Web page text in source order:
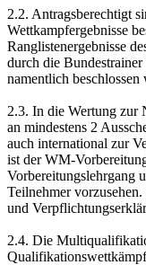
2.2. Antragsberechtigt
Wettkampfergebnisse
Ranglistenergebnisse
durch die
namentlich beschlossen
2.3. In die Wertung zur
an mindestens 2
auch international zur
ist der WM-
Vorbereitungslehrgang
Teilnehmer
und
2.4. Die